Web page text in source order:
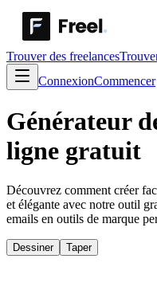
Trouver des freelances
ConnexionCommencer
Générateur
ligne gratuit
Découvrez comment créer
et élégante avec notre outil
emails en outils de marque
Dessiner Taper